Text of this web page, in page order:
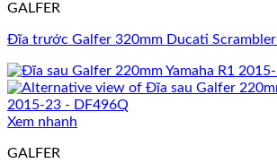
GALFER
Đĩa trước Galfer 320mm Ducati
Xem nhanh
GALFER